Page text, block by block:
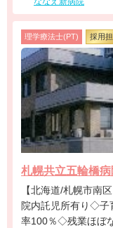
理学療法士(PT) 採用
札幌共立五輪橋
【北海道/札幌市南区】 ◇マイカー通勤可◇無料駐車場
院内託児所有り◇
率100％◇残業ほぼ